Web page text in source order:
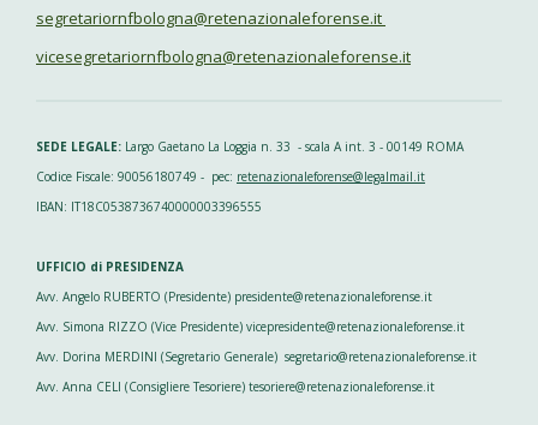
segretariornfbologna@retenazionaleforense.it
vicesegretariornfbologna@retenazionaleforense.it
SEDE LEGALE: Largo Gaetano La Loggia n. 33 - scala A int. 3 - 00149 ROMA
Codice Fiscale: 90056180749 - pec: retenazionaleforense@legalmail.it
IBAN: IT18C0538736740000003396555
UFFICIO di PRESIDENZA
Avv. Angelo RUBERTO (Presidente) presidente@retenazionaleforense.it
Avv. Simona RIZZO (Vice Presidente) vicepresidente@retenazionaleforense.it
Avv. Dorina MERDINI (Segretario Generale) segretario@retenazionaleforense.it
Avv. Anna CELI (Consigliere Tesoriere) tesoriere@retenazionaleforense.it